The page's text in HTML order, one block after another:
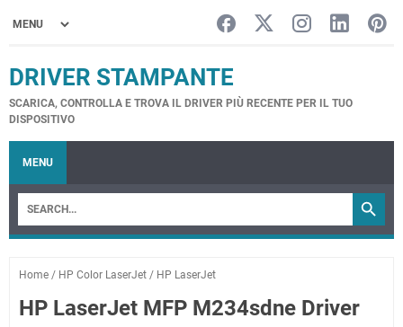
DRIVER STAMPANTE
SCARICA, CONTROLLA E TROVA IL DRIVER PIÙ RECENTE PER IL TUO
DISPOSITIVO
MENU
Home / HP Color LaserJet / HP LaserJet
HP LaserJet MFP M234sdne Driver